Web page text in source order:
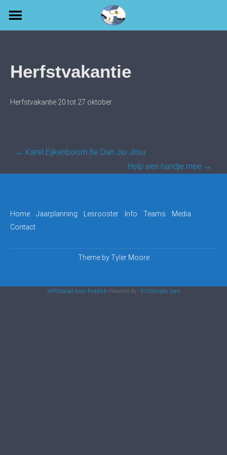
Herfstvakantie
Herfstvakantie 20 tot 27 oktober
Post
← Karel Eijkenboom 8e Dan Jiu-Jitsu
Help een handje mee →
Home Jaarplanning Lesrooster Info Teams
Media
Contact
Theme byTyler Moore
WP2Social Auto Publish Powered By : XYZScripts.com